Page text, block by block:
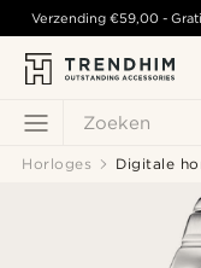
Zoeken
Verzending€59,00 -
Horloges Digitale